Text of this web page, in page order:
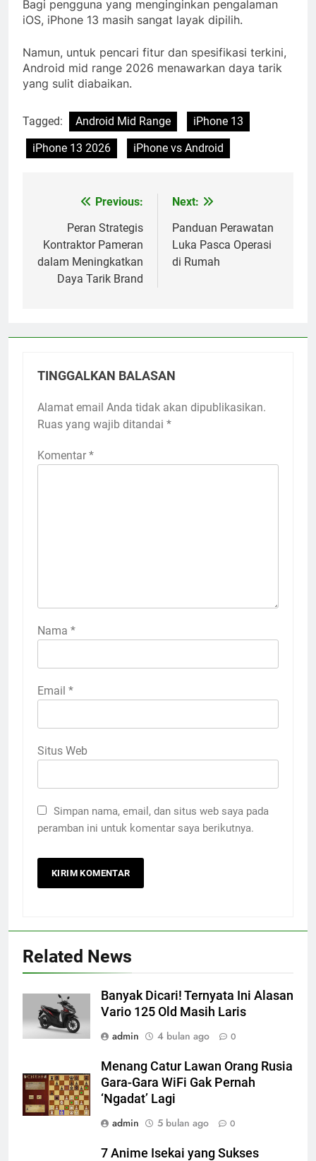
Bagi pengguna yang menginginkan pengalaman
iOS, iPhone 13 masih sangat layak dipilih.
Namun, untuk pencari fitur dan spesifikasi terkini,
Android mid range 2026 menawarkan daya tarik
yang sulit diabaikan.
Tagged: Android Mid Range
iPhone 13
iPhone 13 2026
iPhone vs Android
NavigasiPrevious:
Peran Strategis
Kontraktor Pameran
dalam Meningkatkan
Daya Tarik Brand
Next:
Panduan Perawatan
Luka Pasca Operasi
di Rumah
TINGGALKAN BALASAN
Alamat email Anda tidak akan dipublikasikan.
Ruas yang wajib ditandai *
Komentar *
Nama *
Email *
Situs Web
Simpan nama, email, dan situs web saya pada
peramban ini untuk komentar saya berikutnya.
Related News
Banyak Dicari! Ternyata Ini Alasan
Vario 125 Old Masih Laris
admin
4 bulan ago 0
Menang Catur Lawan Orang Rusia
Gara-Gara WiFi Gak Pernah
‘Ngadat’ Lagi
admin
5 bulan ago 0
7 Anime Isekai yang Sukses